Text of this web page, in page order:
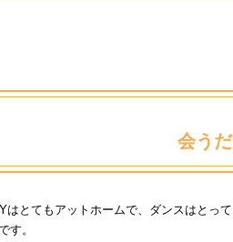
会う
はとてもアットホームで、ダンスはとっ
す。